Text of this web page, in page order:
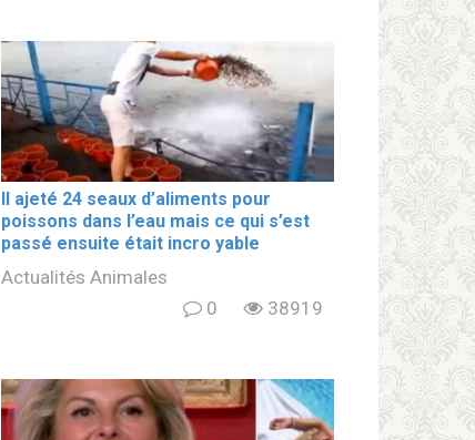
Il ajeté 24 seaux d’aliments pour
poissons dans l’eau mais ce qui s’est
passé ensuite était incro yable
Actualités Animales
0
38919